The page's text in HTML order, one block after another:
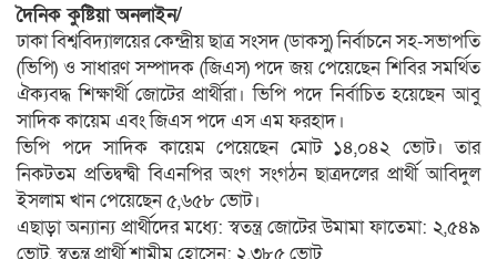
দৈনিক কুষ্টিয়া অনলাইন/
ঢাকা বিশ্ববিদ্যালয়ের কেন্দ্রীয় ছাত্র সংসদ (ডাকসু) নির্বাচনে সহ-সভাপতি
(ভিপি) ও সাধারণ সম্পাদক (জিএস) পদে জয় পেয়েছেন শিবির সমর্থিত
ঐক্যবদ্ধ শিক্ষার্থী জোটের প্রার্থীরা। ভিপি পদে নির্বাচিত হয়েছেন আবু
সাদিক কায়েম এবং জিএস পদে এস এম ফরহাদ।
ভিপি পদে সাদিক কায়েম পেয়েছেন মোট ১৪,০৪২ ভোট। তার
নিকটতম প্রতিদ্বন্দ্বী বিএনপির অংগ সংগঠন ছাত্রদলের প্রার্থী আবিদুল
ইসলাম খান পেয়েছেন ৫,৬৫৮ ভোট।
এছাড়া অন্যান্য প্রার্থীদের মধ্যে: স্বতন্ত্র জোটের উমামা ফাতেমা: ২,৫৪৯
ভোট, স্বতন্ত্র প্রার্থী শামীম হোসেন: ২,৩৮৫ ভোট